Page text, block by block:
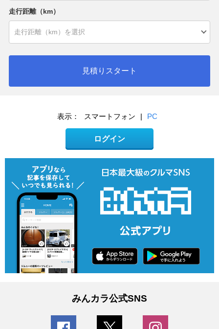
走行距離（km）
見積りスタート
表示： スマートフォン | PC
ログイン
みんカラ公式SNS